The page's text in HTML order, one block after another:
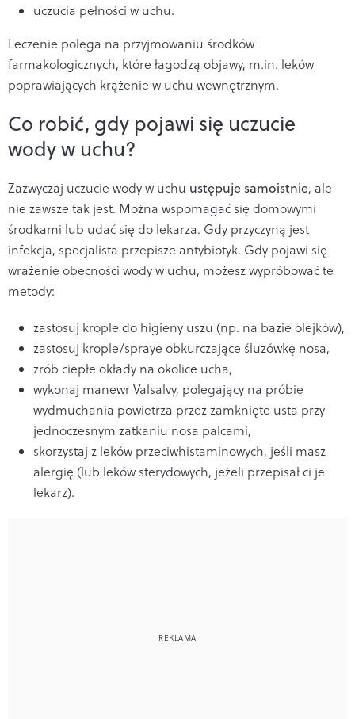
uczucia pełności w uchu.
Leczenie polega na przyjmowaniu środków
farmakologicznych, które łagodzą objawy, m.in. leków
poprawiających krążenie w uchu wewnętrznym.
Co robić, gdy pojawi się uczucie
wody w uchu?
Zazwyczaj uczucie wody w uchu ustępuje samoistnie, ale
nie zawsze tak jest. Można wspomagać się domowymi
środkami lub udać się do lekarza. Gdy przyczyną jest
infekcja, specjalista przepisze antybiotyk. Gdy pojawi się
wrażenie obecności wody w uchu, możesz wypróbować te
metody:
zastosuj krople do higieny uszu (np. na bazie olejków),
zastosuj krople/spraye obkurczające śluzówkę nosa,
zrób ciepłe okłady na okolice ucha,
wykonaj manewr Valsalvy, polegający na próbie
wydmuchania powietrza przez zamknięte usta przy
jednoczesnym zatkaniu nosa palcami,
skorzystaj z leków przeciwhistaminowych, jeśli masz
alergię (lub leków sterydowych, jeżeli przepisał ci je
lekarz).